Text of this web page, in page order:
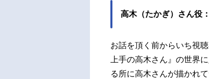
高木（たかぎ）さん役
お話を頂く前からいち視
上手の高木さん』の世界
る所に高木さんが描かれ